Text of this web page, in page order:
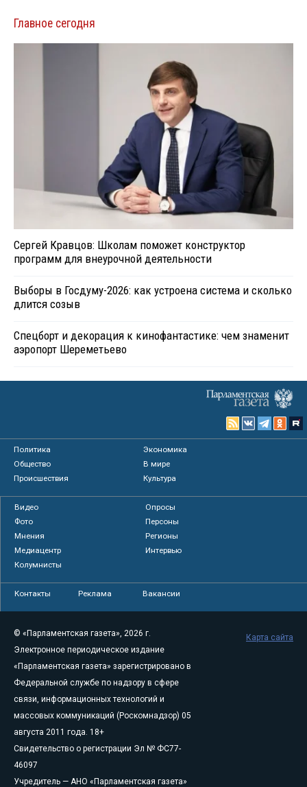
Главное сегодня
Сергей Кравцов: Школам поможет конструктор
программ для внеурочной деятельности
Выборы в Госдуму-2026: как устроена система и сколько
длится созыв
Спецборт и декорация к кинофантастике: чем знаменит
аэропорт Шереметьево
Политика
Экономика
Общество
В мире
Происшествия
Культура
Видео
Опросы
Фото
Персоны
Мнения
Регионы
Медиацентр
Интервью
Колумнисты
Контакты Реклама Вакансии
© «Парламентская газета», 2026 г.
Электронное периодическое издание
«Парламентская газета» зарегистрировано в
Федеральной службе по надзору в сфере
связи, информационных технологий и
массовых коммуникаций (Роскомнадзор) 05
августа 2011 года. 18+
Свидетельство о регистрации Эл № ФС77-
46097
Учредитель — АНО «Парламентская газета»
Карта сайта